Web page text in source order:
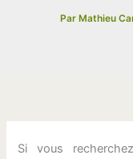
Par Mathieu
Si vous